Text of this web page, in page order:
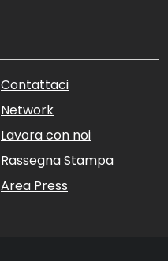
Contattaci
Network
Lavora con noi
Rassegna Stampa
Area Press